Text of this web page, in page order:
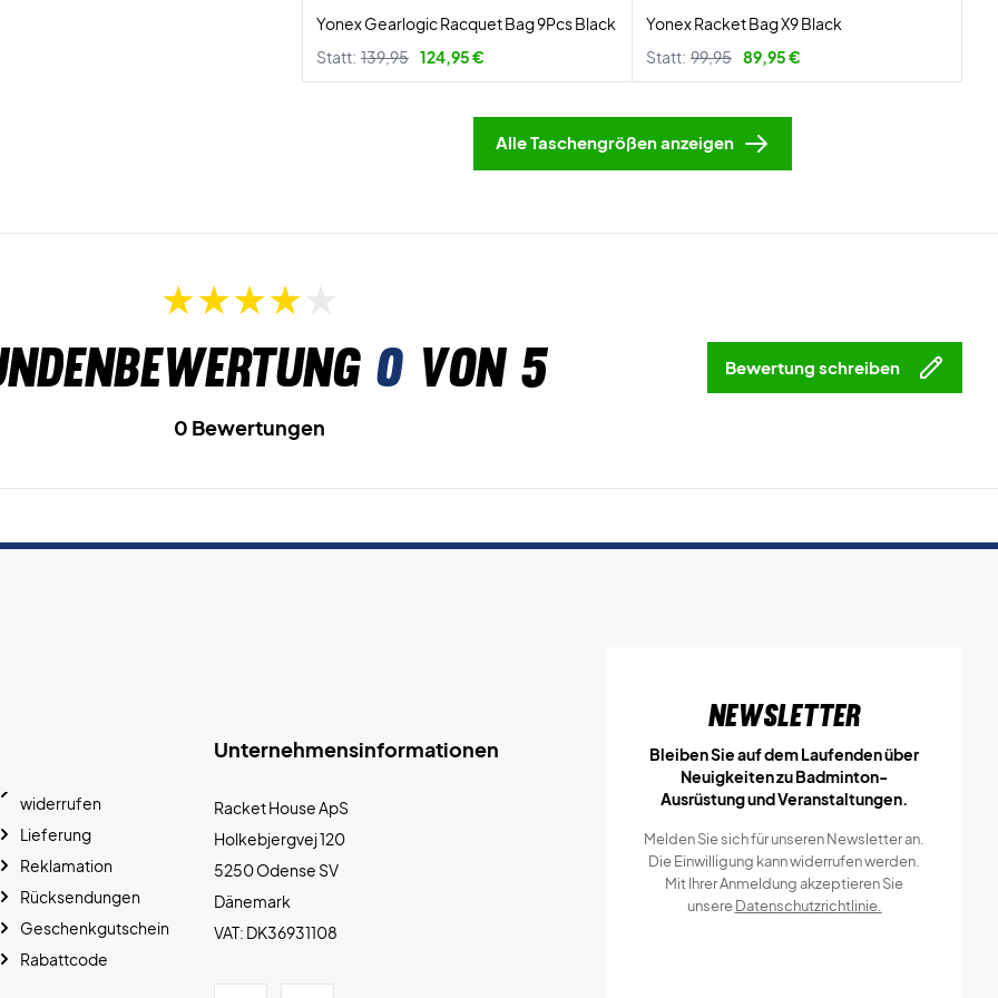
Yonex Gearlogic Racquet Bag 9Pcs Black
Statt: 139,95 124,95 €
Yonex Racket Bag X9 Black
Statt: 99,95 89,95 €
Alle Taschengrößen anzeigen
0von 5 Bewertung schreiben
0 Bewertungen
Unternehmensinformationen
Racket House ApS
Holkebjergvej 120
5250 Odense SV
Dänemark
VAT: DK36931108
widerrufen
Lieferung
Reklamation
Rücksendungen
Geschenkgutschein
Rabattcode
Newsletter
Bleiben Sie auf dem Laufenden über
Neuigkeiten zu Badminton-
Ausrüstung und Veranstaltungen.
Melden Sie sich für unseren Newsletter an.
Die Einwilligung kann widerrufen werden.
Mit Ihrer Anmeldung akzeptieren Sie
unsereDatenschutzrichtlinie.